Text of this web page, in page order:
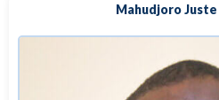
Mahudjoro